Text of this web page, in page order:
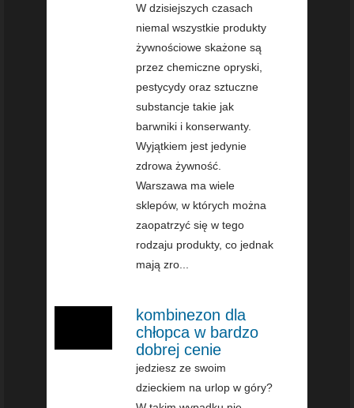
W dzisiejszych czasach
niemal wszystkie produkty
żywnościowe skażone są
przez chemiczne opryski,
pestycydy oraz sztuczne
substancje takie jak
barwniki i konserwanty.
Wyjątkiem jest jedynie
zdrowa żywność.
Warszawa ma wiele
sklepów, w których można
zaopatrzyć się w tego
rodzaju produkty, co jednak
mają zro...
kombinezon dla
chłopca w bardzo
dobrej cenie
jedziesz ze swoim
dzieckiem na urlop w góry?